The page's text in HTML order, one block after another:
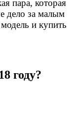
пара, которая
дело за малым
и купить
году?